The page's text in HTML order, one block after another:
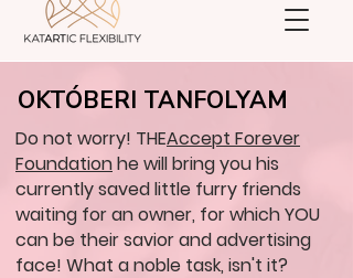
OKTÓBERI TANFOLYAM
Do not worry! THEAccept Forever
Foundationhe will bring you his
currently saved little furry friends
waiting for an owner, for which YOU
can be their savior and advertising
face! What a noble task, isn't it?